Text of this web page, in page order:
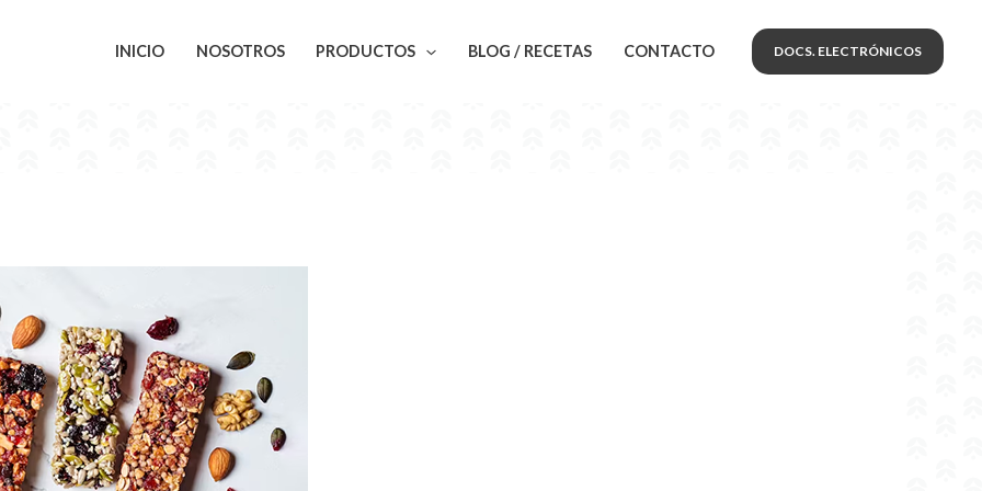
INICIO NOSOTROS PRODUCTOS BLOG / RECETAS CONTACTO DOCS. ELECTRÓNICOS